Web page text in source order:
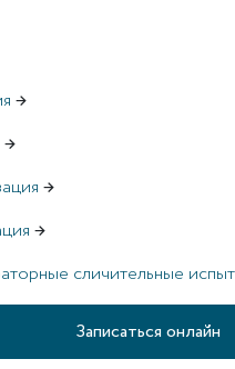
→
→
→
→
сличительные
Записаться онлайн